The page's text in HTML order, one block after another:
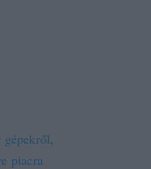
,
piacra